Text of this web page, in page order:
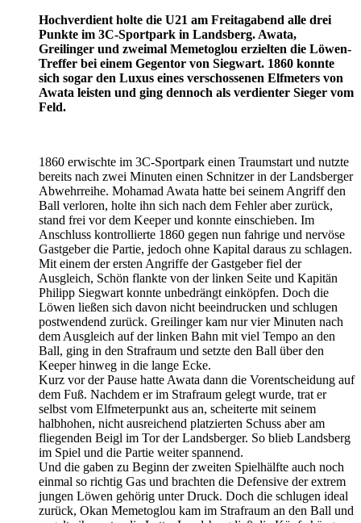
Hochverdient holte die U21 am Freitagabend alle drei
Punkte im 3C-Sportpark in Landsberg. Awata,
Greilinger und zweimal Memetoglou erzielten die Löwen-
Treffer bei einem Gegentor von Siegwart. 1860 konnte
sich sogar den Luxus eines verschossenen Elfmeters von
Awata leisten und ging dennoch als verdienter Sieger vom
Feld.
1860 erwischte im 3C-Sportpark einen Traumstart und nutzte
bereits nach zwei Minuten einen Schnitzer in der Landsberger
Abwehrreihe. Mohamad Awata hatte bei seinem Angriff den
Ball verloren, holte ihn sich nach dem Fehler aber zurück,
stand frei vor dem Keeper und konnte einschieben. Im
Anschluss kontrollierte 1860 gegen nun fahrige und nervöse
Gastgeber die Partie, jedoch ohne Kapital daraus zu schlagen.
Mit einem der ersten Angriffe der Gastgeber fiel der
Ausgleich, Schön flankte von der linken Seite und Kapitän
Philipp Siegwart konnte unbedrängt einköpfen. Doch die
Löwen ließen sich davon nicht beeindrucken und schlugen
postwendend zurück. Greilinger kam nur vier Minuten nach
dem Ausgleich auf der linken Bahn mit viel Tempo an den
Ball, ging in den Strafraum und setzte den Ball über den
Keeper hinweg in die lange Ecke.
Kurz vor der Pause hatte Awata dann die Vorentscheidung auf
dem Fuß. Nachdem er im Strafraum gelegt wurde, trat er
selbst vom Elfmeterpunkt aus an, scheiterte mit seinem
halbhohen, nicht ausreichend platzierten Schuss aber am
fliegenden Beigl im Tor der Landsberger. So blieb Landsberg
im Spiel und die Partie weiter spannend.
Und die gaben zu Beginn der zweiten Spielhälfte auch noch
einmal so richtig Gas und brachten die Defensive der extrem
jungen Löwen gehörig unter Druck. Doch die schlugen ideal
zurück, Okan Memetoglou kam im Strafraum an den Ball und